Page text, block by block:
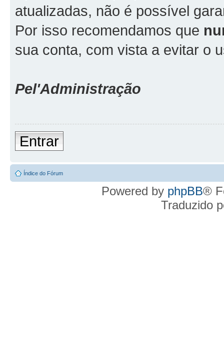
atualizadas, não é possível
Por isso recomendamos que
sua conta, com vista a evitar o
Pel'Administração
Entrar
Índice do Fórum
Powered by phpBB®
Traduzido